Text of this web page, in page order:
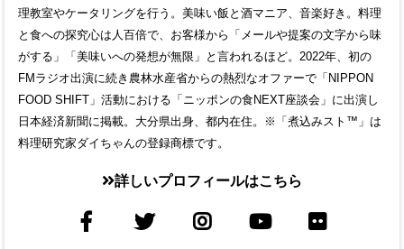
理教室やケータリングを行う。美味い飯と酒マニア、音楽好き。料理
と食への探究心は人百倍で、お客様から「メールや提案の文字から味
がする」「美味いへの発想が無限」と言われるほど。2022年、初の
FMラジオ出演に続き農林水産省からの熱烈なオファーで「NIPPON
FOOD SHIFT」活動における「ニッポンの食NEXT座談会」に出演し
日本経済新聞に掲載。大分県出身、都内在住。※「煮込みスト™」は
料理研究家ダイちゃんの登録商標です。
詳しいプロフィールはこちら